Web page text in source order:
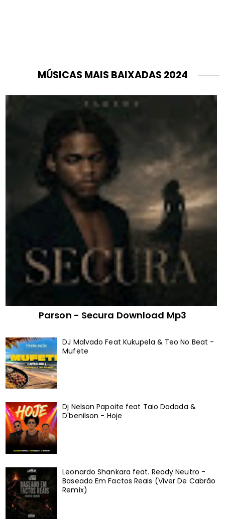
MÚSICAS MAIS BAIXADAS 2024
Parson - Secura Download Mp3
DJ Malvado Feat Kukupela & Teo No Beat -
Mufete
Dj Nelson Papoite feat Taio Dadada &
D'benilson - Hoje
Leonardo Shankara feat. Ready Neutro -
Baseado Em Factos Reais (Viver De Cabrão
Remix)